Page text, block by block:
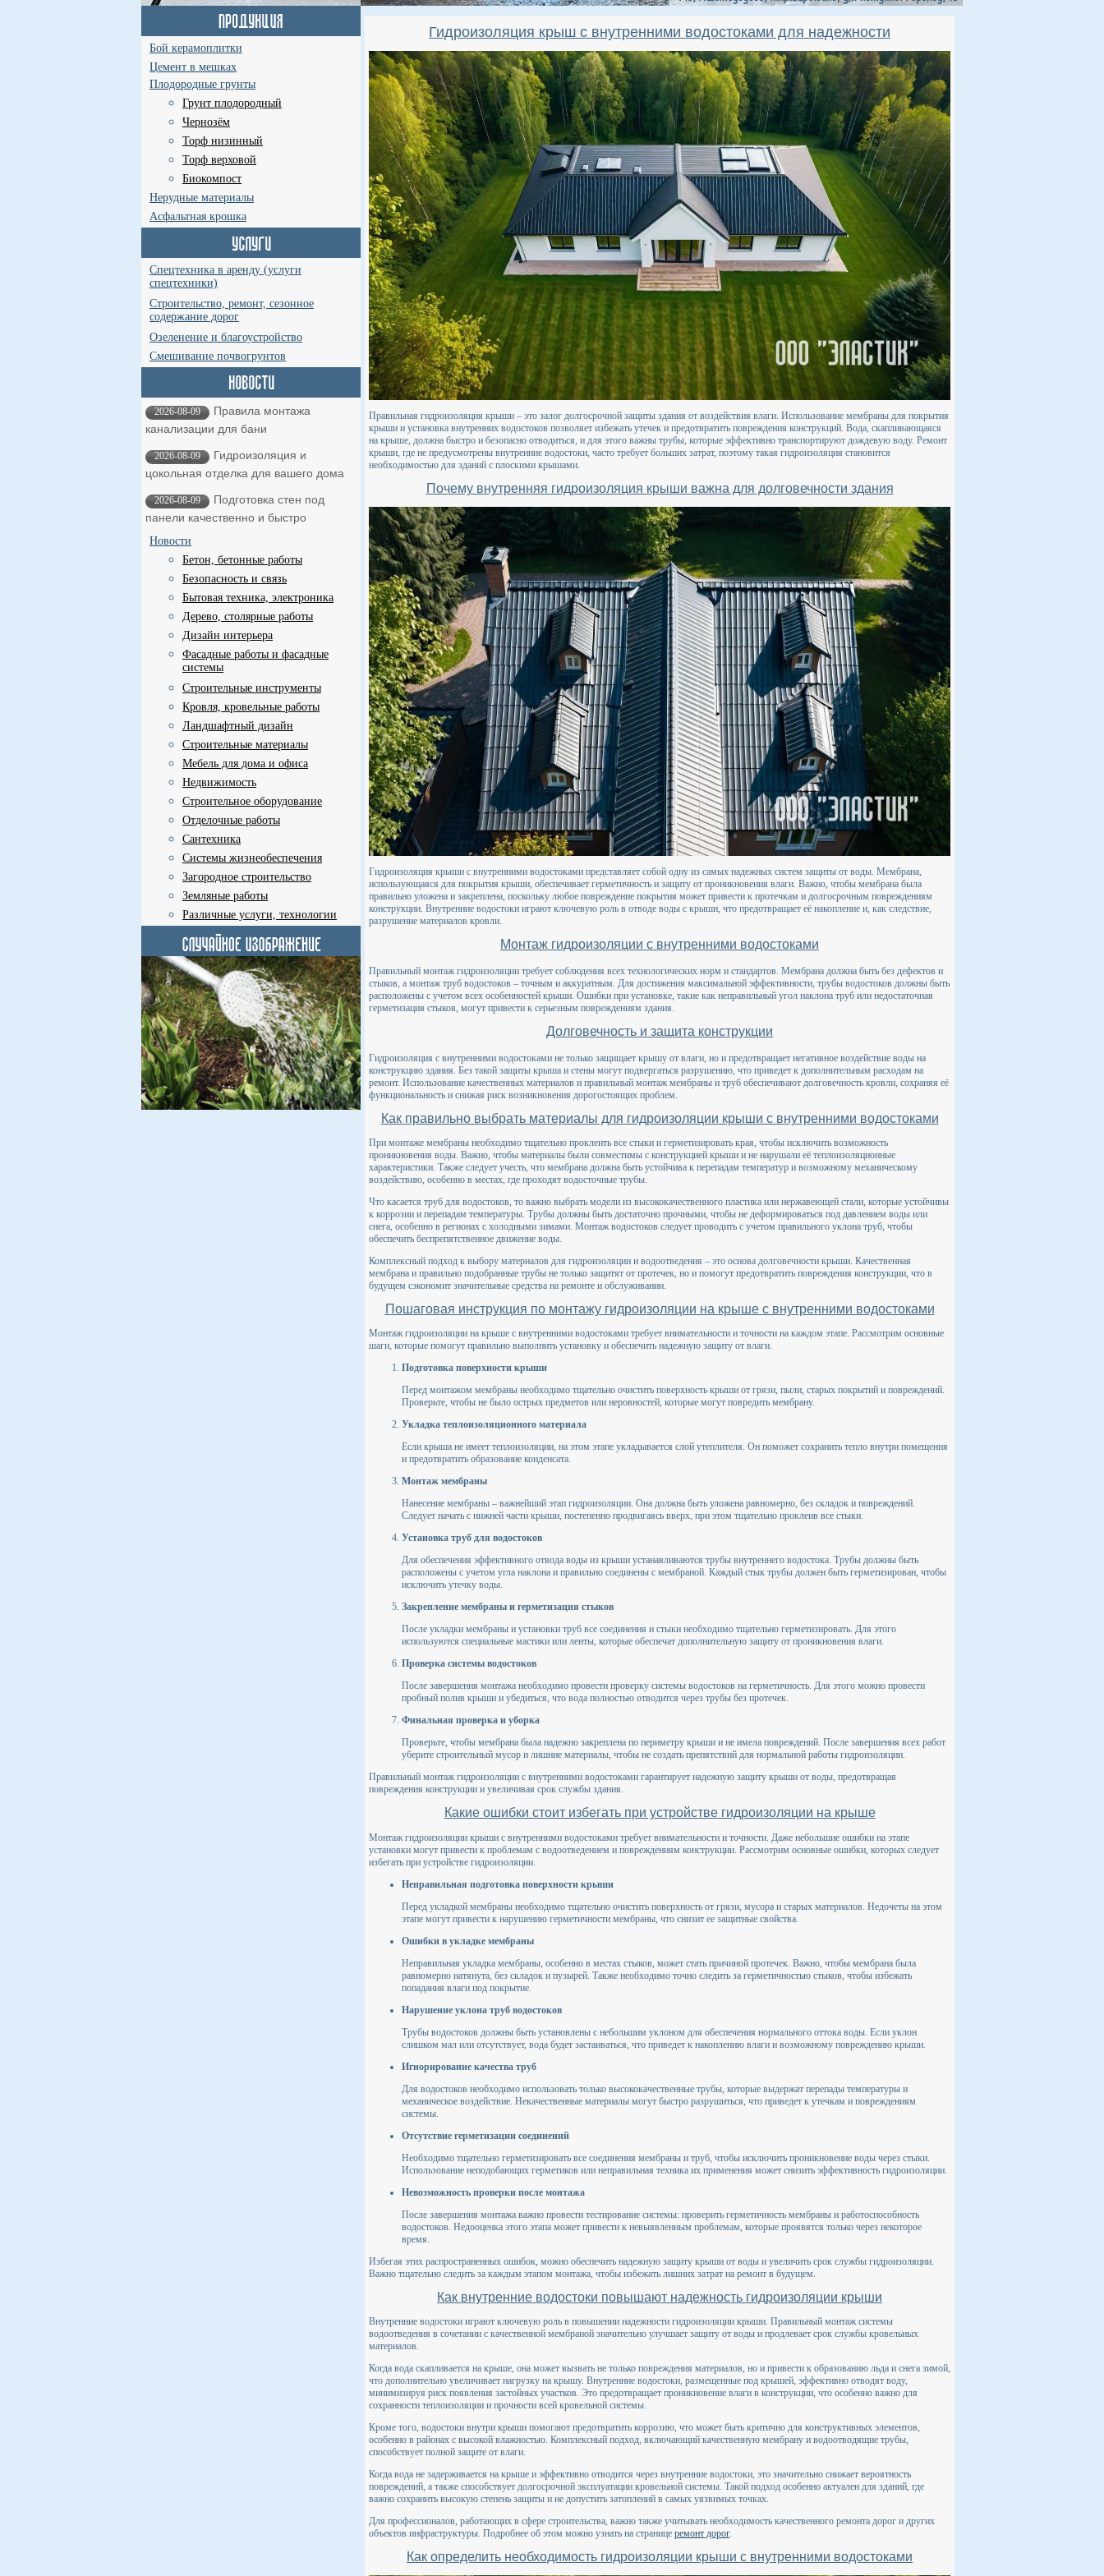
Бой керамоплитки
Цемент в мешках
Плодородные грунты
Грунт плодородный
Чернозём
Торф низинный
Торф верховой
Биокомпост
Нерудные материалы
Асфальтная крошка
Спецтехника в аренду (услуги
спецтехники)
Строительство, ремонт, сезонное
содержание дорог
Озеленение и благоустройство
Смешивание почвогрунтов
2026-08-09
Правила монтажа
канализации для бани
2026-08-09
Гидроизоляция и
цокольная отделка для вашего дома
2026-08-09
Подготовка стен под
панели качественно и быстро
Новости
Бетон, бетонные работы
Безопасность и связь
Бытовая техника, электроника
Дерево, столярные работы
Дизайн интерьера
Фасадные работы и фасадные
системы
Строительные инструменты
Кровля, кровельные работы
Ландшафтный дизайн
Строительные материалы
Мебель для дома и офиса
Недвижимость
Строительное оборудование
Отделочные работы
Сантехника
Системы жизнеобеспечения
Загородное строительство
Земляные работы
Различные услуги, технологии
Гидроизоляция крыш с внутренними водостоками для надежности
Правильная гидроизоляция крыши – это залог долгосрочной защиты здания от воздействия влаги. Использование мембраны для покрытия
крыши и установка внутренних водостоков позволяет избежать утечек и предотвратить повреждения конструкций. Вода, скапливающаяся
на крыше, должна быстро и безопасно отводиться, и для этого важны трубы, которые эффективно транспортируют дождевую воду. Ремонт
крыши, где не предусмотрены внутренние водостоки, часто требует больших затрат, поэтому такая гидроизоляция становится
необходимостью для зданий с плоскими крышами.
Почему внутренняя гидроизоляция крыши важна для долговечности здания
Гидроизоляция крыши с внутренними водостоками представляет собой одну из самых надежных систем защиты от воды. Мембрана,
использующаяся для покрытия крыши, обеспечивает герметичность и защиту от проникновения влаги. Важно, чтобы мембрана была
правильно уложена и закреплена, поскольку любое повреждение покрытия может привести к протечкам и долгосрочным повреждениям
конструкции. Внутренние водостоки играют ключевую роль в отводе воды с крыши, что предотвращает её накопление и, как следствие,
разрушение материалов кровли.
Монтаж гидроизоляции с внутренними водостоками
Правильный монтаж гидроизоляции требует соблюдения всех технологических норм и стандартов. Мембрана должна быть без дефектов и
стыков, а монтаж труб водостоков – точным и аккуратным. Для достижения максимальной эффективности, трубы водостоков должны быть
расположены с учетом всех особенностей крыши. Ошибки при установке, такие как неправильный угол наклона труб или недостаточная
герметизация стыков, могут привести к серьезным повреждениям здания.
Долговечность и защита конструкции
Гидроизоляция с внутренними водостоками не только защищает крышу от влаги, но и предотвращает негативное воздействие воды на
конструкцию здания. Без такой защиты крыша и стены могут подвергаться разрушению, что приведет к дополнительным расходам на
ремонт. Использование качественных материалов и правильный монтаж мембраны и труб обеспечивают долговечность кровли, сохраняя её
функциональность и снижая риск возникновения дорогостоящих проблем.
Как правильно выбрать материалы для гидроизоляции крыши с внутренними водостоками
При монтаже мембраны необходимо тщательно проклеить все стыки и герметизировать края, чтобы исключить возможность
проникновения воды. Важно, чтобы материалы были совместимы с конструкцией крыши и не нарушали её теплоизоляционные
характеристики. Также следует учесть, что мембрана должна быть устойчива к перепадам температур и возможному механическому
воздействию, особенно в местах, где проходят водосточные трубы.
Что касается труб для водостоков, то важно выбрать модели из высококачественного пластика или нержавеющей стали, которые устойчивы
к коррозии и перепадам температуры. Трубы должны быть достаточно прочными, чтобы не деформироваться под давлением воды или
снега, особенно в регионах с холодными зимами. Монтаж водостоков следует проводить с учетом правильного уклона труб, чтобы
обеспечить беспрепятственное движение воды.
Комплексный подход к выбору материалов для гидроизоляции и водоотведения – это основа долговечности крыши. Качественная
мембрана и правильно подобранные трубы не только защитят от протечек, но и помогут предотвратить повреждения конструкции, что в
будущем сэкономит значительные средства на ремонте и обслуживании.
Пошаговая инструкция по монтажу гидроизоляции на крыше с внутренними водостоками
Монтаж гидроизоляции на крыше с внутренними водостоками требует внимательности и точности на каждом этапе. Рассмотрим основные
шаги, которые помогут правильно выполнить установку и обеспечить надежную защиту от влаги.
Подготовка поверхности крыши
Перед монтажом мембраны необходимо тщательно очистить поверхность крыши от грязи, пыли, старых покрытий и повреждений.
Проверьте, чтобы не было острых предметов или неровностей, которые могут повредить мембрану.
Укладка теплоизоляционного материала
Если крыша не имеет теплоизоляции, на этом этапе укладывается слой утеплителя. Он поможет сохранить тепло внутри помещения
и предотвратить образование конденсата.
Монтаж мембраны
Нанесение мембраны – важнейший этап гидроизоляции. Она должна быть уложена равномерно, без складок и повреждений.
Следует начать с нижней части крыши, постепенно продвигаясь вверх, при этом тщательно проклеив все стыки.
Установка труб для водостоков
Для обеспечения эффективного отвода воды из крыши устанавливаются трубы внутреннего водостока. Трубы должны быть
расположены с учетом угла наклона и правильно соединены с мембраной. Каждый стык трубы должен быть герметизирован, чтобы
исключить утечку воды.
Закрепление мембраны и герметизация стыков
После укладки мембраны и установки труб все соединения и стыки необходимо тщательно герметизировать. Для этого
используются специальные мастики или ленты, которые обеспечат дополнительную защиту от проникновения влаги.
Проверка системы водостоков
После завершения монтажа необходимо провести проверку системы водостоков на герметичность. Для этого можно провести
пробный полив крыши и убедиться, что вода полностью отводится через трубы без протечек.
Финальная проверка и уборка
Проверьте, чтобы мембрана была надежно закреплена по периметру крыши и не имела повреждений. После завершения всех работ
уберите строительный мусор и лишние материалы, чтобы не создать препятствий для нормальной работы гидроизоляции.
Правильный монтаж гидроизоляции с внутренними водостоками гарантирует надежную защиту крыши от воды, предотвращая
повреждения конструкции и увеличивая срок службы здания.
Какие ошибки стоит избегать при устройстве гидроизоляции на крыше
Монтаж гидроизоляции крыши с внутренними водостоками требует внимательности и точности. Даже небольшие ошибки на этапе
установки могут привести к проблемам с водоотведением и повреждениям конструкции. Рассмотрим основные ошибки, которых следует
избегать при устройстве гидроизоляции.
Неправильная подготовка поверхности крыши
Перед укладкой мембраны необходимо тщательно очистить поверхность от грязи, мусора и старых материалов. Недочеты на этом
этапе могут привести к нарушению герметичности мембраны, что снизит ее защитные свойства.
Ошибки в укладке мембраны
Неправильная укладка мембраны, особенно в местах стыков, может стать причиной протечек. Важно, чтобы мембрана была
равномерно натянута, без складок и пузырей. Также необходимо точно следить за герметичностью стыков, чтобы избежать
попадания влаги под покрытие.
Нарушение уклона труб водостоков
Трубы водостоков должны быть установлены с небольшим уклоном для обеспечения нормального оттока воды. Если уклон
слишком мал или отсутствует, вода будет застаиваться, что приведет к накоплению влаги и возможному повреждению крыши.
Игнорирование качества труб
Для водостоков необходимо использовать только высококачественные трубы, которые выдержат перепады температуры и
механическое воздействие. Некачественные материалы могут быстро разрушиться, что приведет к утечкам и повреждениям
системы.
Отсутствие герметизации соединений
Необходимо тщательно герметизировать все соединения мембраны и труб, чтобы исключить проникновение воды через стыки.
Использование неподобающих герметиков или неправильная техника их применения может снизить эффективность гидроизоляции.
Невозможность проверки после монтажа
После завершения монтажа важно провести тестирование системы: проверить герметичность мембраны и работоспособность
водостоков. Недооценка этого этапа может привести к невыявленным проблемам, которые проявятся только через некоторое
время.
Избегая этих распространенных ошибок, можно обеспечить надежную защиту крыши от воды и увеличить срок службы гидроизоляции.
Важно тщательно следить за каждым этапом монтажа, чтобы избежать лишних затрат на ремонт в будущем.
Как внутренние водостоки повышают надежность гидроизоляции крыши
Внутренние водостоки играют ключевую роль в повышении надежности гидроизоляции крыши. Правильный монтаж системы
водоотведения в сочетании с качественной мембраной значительно улучшает защиту от воды и продлевает срок службы кровельных
материалов.
Когда вода скапливается на крыше, она может вызвать не только повреждения материалов, но и привести к образованию льда и снега зимой,
что дополнительно увеличивает нагрузку на крышу. Внутренние водостоки, размещенные под крышей, эффективно отводят воду,
минимизируя риск появления застойных участков. Это предотвращает проникновение влаги в конструкции, что особенно важно для
сохранности теплоизоляции и прочности всей кровельной системы.
Кроме того, водостоки внутри крыши помогают предотвратить коррозию, что может быть критично для конструктивных элементов,
особенно в районах с высокой влажностью. Комплексный подход, включающий качественную мембрану и водоотводящие трубы,
способствует полной защите от влаги.
Когда вода не задерживается на крыше и эффективно отводится через внутренние водостоки, это значительно снижает вероятность
повреждений, а также способствует долгосрочной эксплуатации кровельной системы. Такой подход особенно актуален для зданий, где
важно сохранить высокую степень защиты и не допустить затоплений в самых уязвимых точках.
Для профессионалов, работающих в сфере строительства, важно также учитывать необходимость качественного ремонта дорог и других
объектов инфраструктуры. Подробнее об этом можно узнать на странице ремонт дорог.
Как определить необходимость гидроизоляции крыши с внутренними водостоками